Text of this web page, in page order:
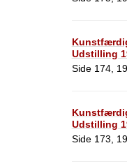
Udstilling
Side 174,
Udstilling
Side 173,